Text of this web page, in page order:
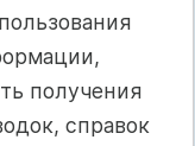
получения
справок